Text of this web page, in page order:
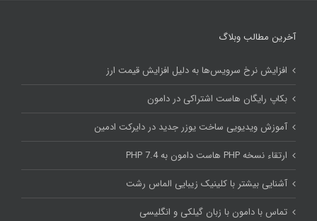
آخرین مطالب وبلاگ
افزایش نرخ سرویس‌ها به دلیل افزایش قیمت ارز
بکاپ رایگان هاست اشتراکی در دامون
آموزش ویدیویی ساخت یوزر جدید در دایرکت ادمین
ارتقاء نسخه PHP هاست دامون به PHP 7.4
آشنایی بیشتر با کلینیک زیبایی الماس رشت
تماس با دامون با زبان گیلکی و انگلیسی